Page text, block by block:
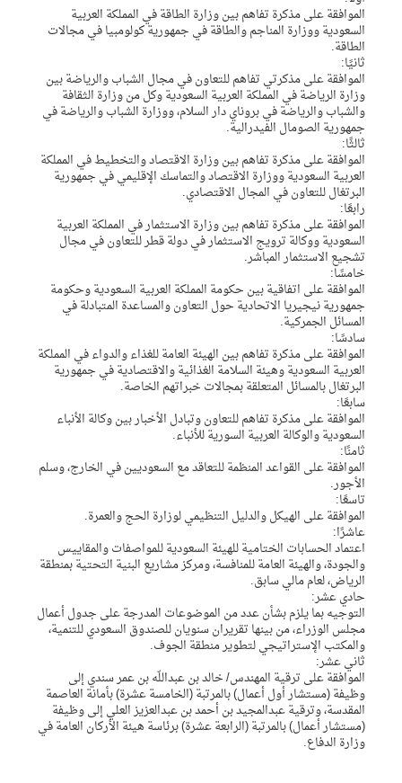
الموافقة على مذكرة تفاهم بين وزارة الطاقة في المملكة العربية
السعودية ووزارة المناجم والطاقة في جمهورية كولومبيا في مجالات
الطاقة.
ثانيًا:
الموافقة على مذكرتي تفاهم للتعاون في مجال الشباب والرياضة بين
وزارة الرياضة في المملكة العربية السعودية وكل من وزارة الثقافة
والشباب والرياضة في بروناي دار السلام، ووزارة الشباب والرياضة في
جمهورية الصومال الفيدرالية.
ثالثًا:
الموافقة على مذكرة تفاهم بين وزارة الاقتصاد والتخطيط في المملكة
العربية السعودية ووزارة الاقتصاد والتماسك الإقليمي في جمهورية
البرتغال للتعاون في المجال الاقتصادي.
رابعًا:
الموافقة على مذكرة تفاهم بين وزارة الاستثمار في المملكة العربية
السعودية ووكالة ترويج الاستثمار في دولة قطر للتعاون في مجال
تشجيع الاستثمار المباشر.
خامسًا:
الموافقة على اتفاقية بين حكومة المملكة العربية السعودية وحكومة
جمهورية نيجيريا الاتحادية حول التعاون والمساعدة المتبادلة في
المسائل الجمركية.
سادسًا:
الموافقة على مذكرة تفاهم بين الهيئة العامة للغذاء والدواء في المملكة
العربية السعودية وهيئة السلامة الغذائية والاقتصادية في جمهورية
البرتغال بالمسائل المتعلقة بمجالات خبراتهم الخاصة.
سابعًا:
الموافقة على مذكرة تفاهم للتعاون وتبادل الأخبار بين وكالة الأنباء
السعودية والوكالة العربية السورية للأنباء.
ثامنًا:
الموافقة على القواعد المنظمة للتعاقد مع السعوديين في الخارج، وسلم
الأجور.
تاسعًا:
الموافقة على الهيكل والدليل التنظيمي لوزارة الحج والعمرة.
عاشرًا:
اعتماد الحسابات الختامية للهيئة السعودية للمواصفات والمقاييس
والجودة، والهيئة العامة للمنافسة، ومركز مشاريع البنية التحتية بمنطقة
الرياض، لعام مالي سابق.
حادي عشر:
التوجيه بما يلزم بشأن عدد من الموضوعات المدرجة على جدول أعمال
مجلس الوزراء، من بينها تقريران سنويان للصندوق السعودي للتنمية،
والمكتب الإستراتيجي لتطوير منطقة الجوف.
ثاني عشر:
الموافقة على ترقية المهندس/ خالد بن عبداللّه بن عمر سندي إلى
وظيفة (مستشار أول أعمال) بالمرتبة (الخامسة عشرة) بأمانة العاصمة
المقدسة، وترقية عبدالمجيد بن أحمد بن عبدالعزيز العلي إلى وظيفة
(مستشار أعمال) بالمرتبة (الرابعة عشرة) برئاسة هيئة الأركان العامة في
وزارة الدفاع.